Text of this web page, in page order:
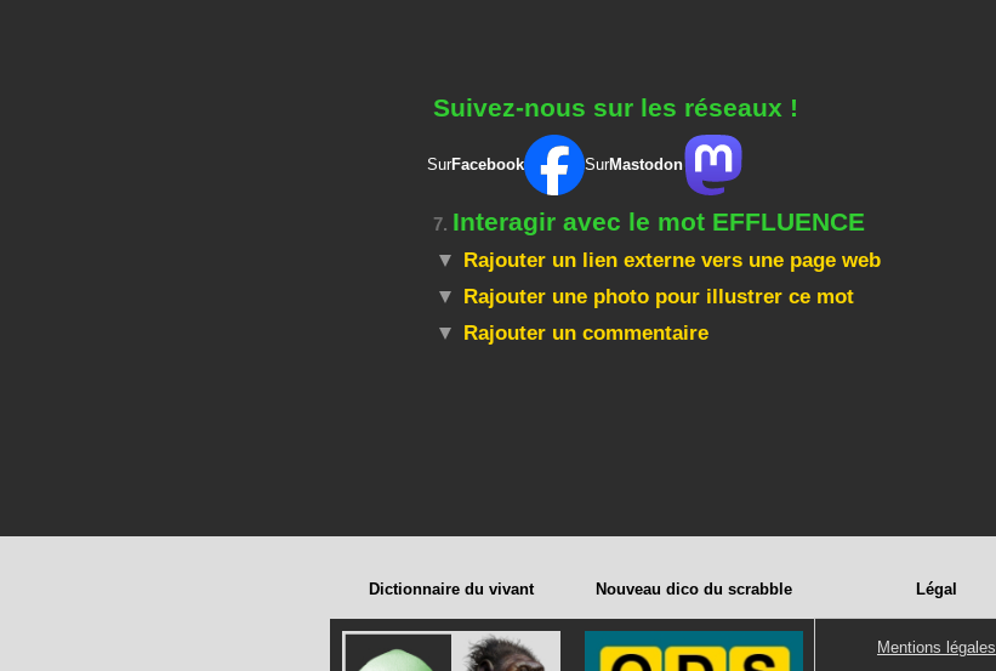
Suivez-nous sur les réseaux !
SurFacebook SurMastodon
7. Interagir avec le mot EFFLUENCE
Rajouter un lien externe vers une page web
Rajouter une photo pour illustrer ce mot
Rajouter un commentaire
Dictionnaire du vivant Nouveau dico du scrabble Légal
Mentions légales